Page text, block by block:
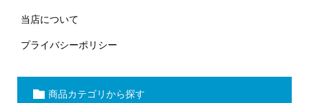
当店について
プライバシーポリシー
商品カテゴリから探す